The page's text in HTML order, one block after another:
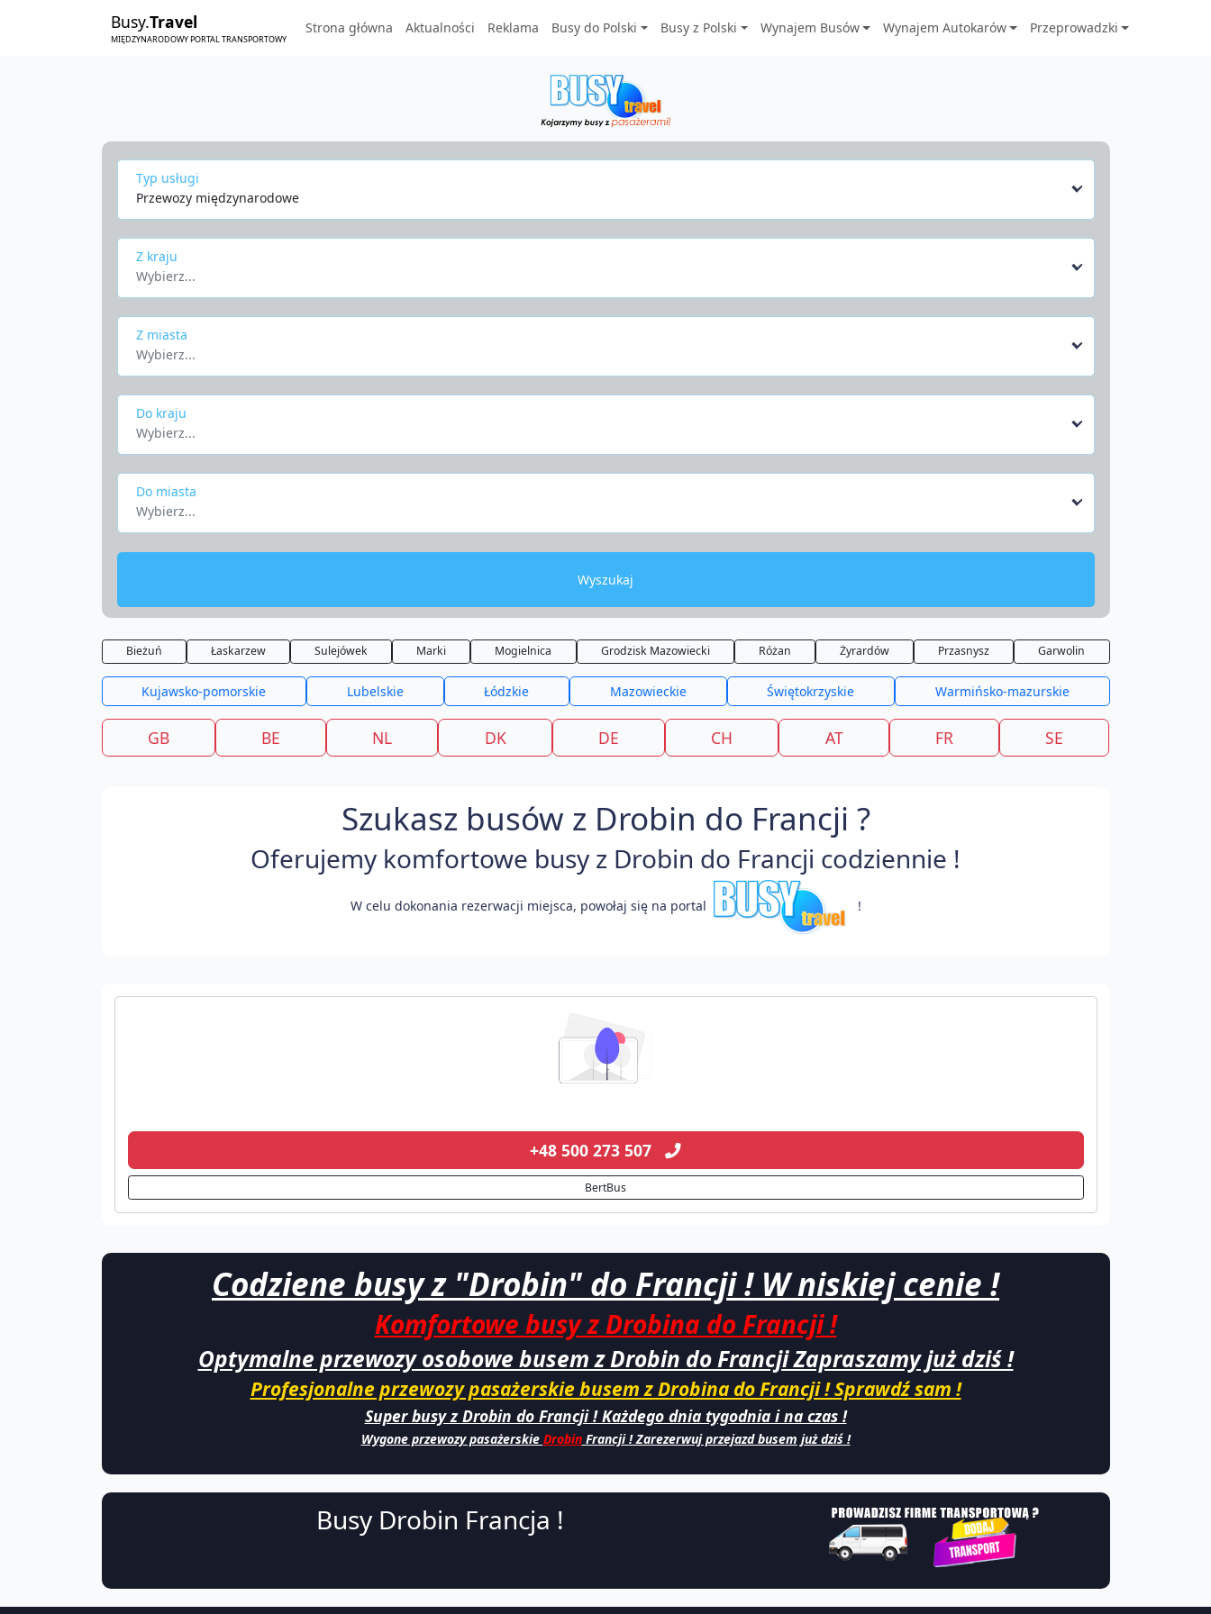
Busy.Travel
MIĘDZYNARODOWY PORTAL TRANSPORTOWY
Strona główna Aktualności Reklama Busy do Polski Busy z Polski Wynajem Busów Wynajem Autokarów Przeprowadzki
Typ usługi
Przewozy międzynarodowe
Z kraju
Wybierz...
Z miasta
Wybierz...
Do kraju
Wybierz...
Do miasta
Wybierz...
Wyszukaj
Bieżuń Łaskarzew Sulejówek Marki Mogielnica Grodzisk Mazowiecki Różan Żyrardów Przasnysz Garwolin
Kujawsko-pomorskie Lubelskie Łódzkie Mazowieckie Świętokrzyskie Warmińsko-mazurskie
GB BE NL DK DE CH AT FR SE
Szukasz busów z Drobin do Francji ?
Oferujemy komfortowe busy z Drobin do Francji codziennie !
W celu dokonania rezerwacji miejsca, powołaj się na portal !
+48 500 273 507
BertBus
Codziene busy z "Drobin" do Francji ! W niskiej cenie !
Komfortowe busy z Drobina do Francji !
Optymalne przewozy osobowe busem z Drobin do Francji Zapraszamy już dziś !
Profesjonalne przewozy pasażerskie busem z Drobina do Francji ! Sprawdź sam !
Super busy z Drobin do Francji ! Każdego dnia tygodnia i na czas !
Wygone przewozy pasażerskie DrobinFrancji ! Zarezerwuj przejazd busem już dziś !
Busy Drobin Francja !